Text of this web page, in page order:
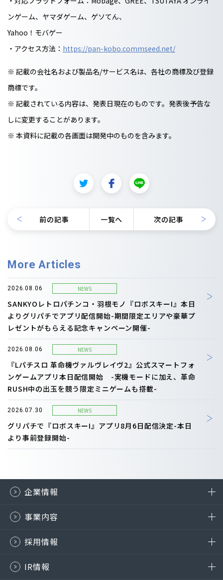
ンゲーム、ヤマダゲーム、ゲソてん、
Yahoo！モバゲー
・アクセス方法： https://pan-kobo.commseed.net/
※ 記載の会社名および製品名/サービス名は、各社の商標及び登録
商標です。
※ 記載されている内容は、発表日現在のものです。発表後予告な
しに変更することがあります。
※ 本資料に記載の各画面は開発中のものを含みます。
前の記事 一覧へ 次の記事
More Articles
2026.08.06 NEWS
SANKYOレトロパチンコ・羽根モノ『ロボスキーI』本日
よりグリパチでアプリ配信開始-期間限定エリアや豪華プ
レゼントがもらえる記念キャンペーン開催-
2026.08.06 NEWS
『Lパチスロ 革命機ヴァルヴレイヴ2』公式スマートフォ
ンゲームアプリ本日配信開始 -実機モードに加え、革命
RUSH中の出玉を競う限定ミニゲームも搭載-
2026.07.30 NEWS
グリパチで『ロボスキーI』アプリ8月6日配信決定-本日
より事前登録開始-
企業情報
事業内容
採用情報
IR情報